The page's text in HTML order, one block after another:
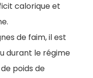
calorique et
de faim, il est
durant le régime
poids de